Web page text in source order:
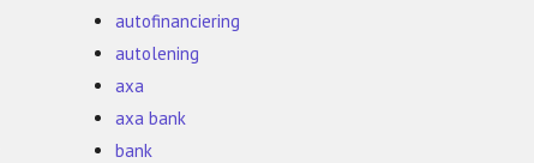
autofinanciering
autolening
axa
axa bank
bank